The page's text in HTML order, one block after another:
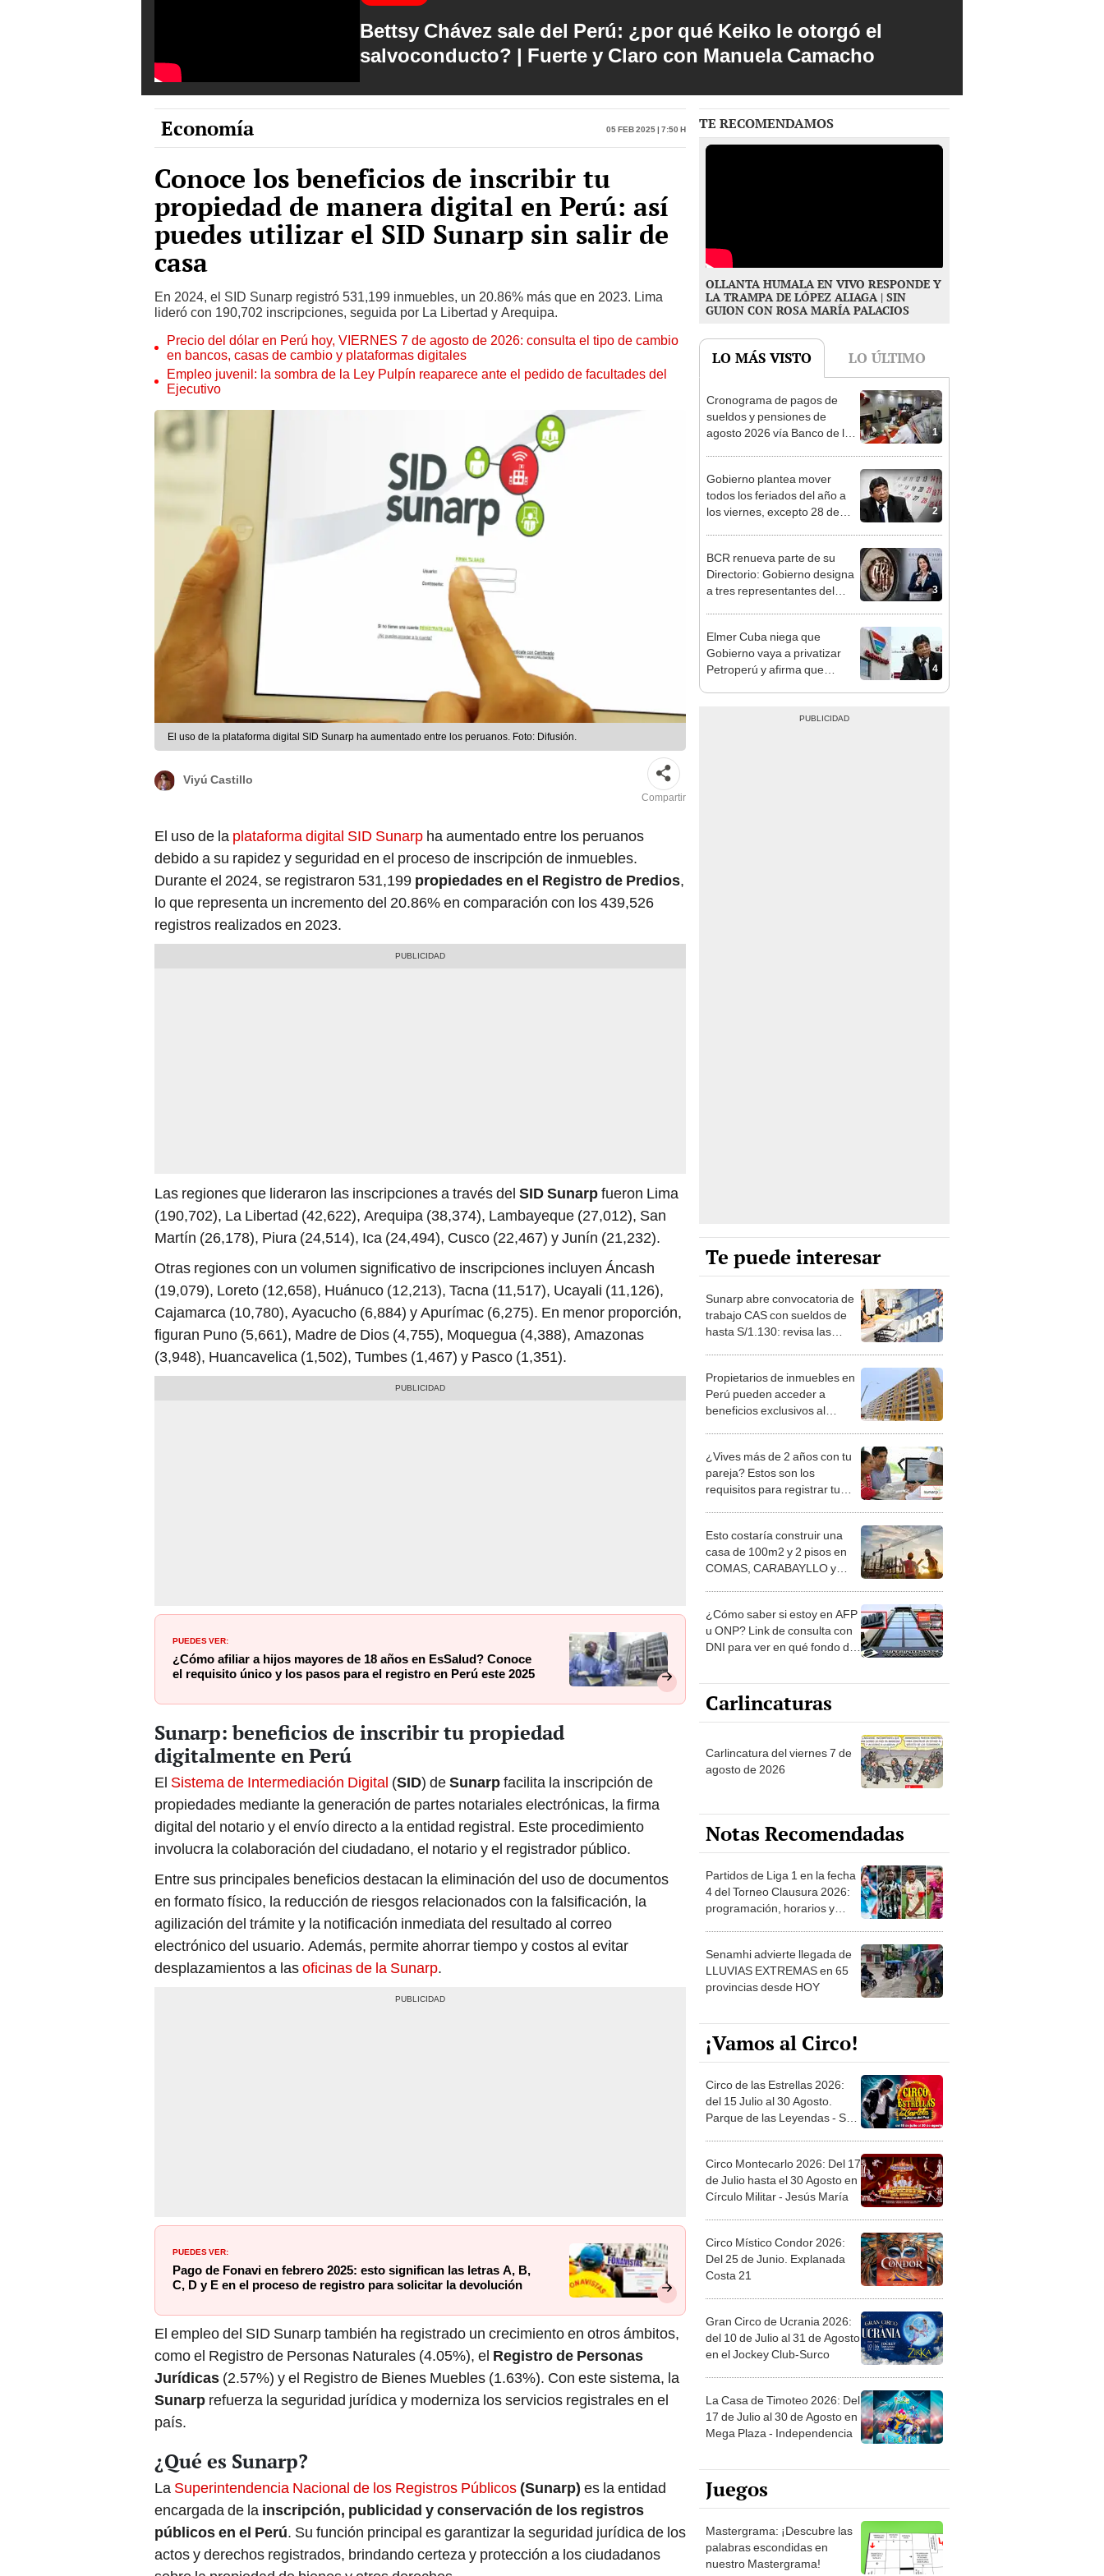
Bettsy Chávez sale del Perú: ¿por qué Keiko le otorgó el
salvoconducto? | Fuerte y Claro con Manuela Camacho
Economía 05 Feb 2025 | 7:50 h
Conoce los beneficios de inscribir tu
propiedad de manera digital en Perú: así
puedes utilizar el SID Sunarp sin salir de
casa
En 2024, el SID Sunarp registró 531,199 inmuebles, un 20.86% más que en 2023. Lima
lideró con 190,702 inscripciones, seguida por La Libertad y Arequipa.
Precio del dólar en Perú hoy, VIERNES 7 de agosto de 2026: consulta el tipo de cambio
en bancos, casas de cambio y plataformas digitales
Empleo juvenil: la sombra de la Ley Pulpín reaparece ante el pedido de facultades del
Ejecutivo
El uso de la plataforma digital SID Sunarp ha aumentado entre los peruanos. Foto: Difusión.
Viyú Castillo
Compartir
El uso de la plataforma digital SID Sunarp ha aumentado entre los peruanos
debido a su rapidez y seguridad en el proceso de inscripción de inmuebles.
Durante el 2024, se registraron 531,199 propiedades en el Registro de Predios,
lo que representa un incremento del 20.86% en comparación con los 439,526
registros realizados en 2023.
Las regiones que lideraron las inscripciones a través del SID Sunarpfueron Lima
(190,702), La Libertad (42,622), Arequipa (38,374), Lambayeque (27,012), San
Martín (26,178), Piura (24,514), Ica (24,494), Cusco (22,467) y Junín (21,232).
Otras regiones con un volumen significativo de inscripciones incluyen Áncash
(19,079), Loreto (12,658), Huánuco (12,213), Tacna (11,517), Ucayali (11,126),
Cajamarca (10,780), Ayacucho (6,884) y Apurímac (6,275). En menor proporción,
figuran Puno (5,661), Madre de Dios (4,755), Moquegua (4,388), Amazonas
(3,948), Huancavelica (1,502), Tumbes (1,467) y Pasco (1,351).
PUEDES VER:
¿Cómo afiliar a hijos mayores de 18 años en EsSalud? Conoce
el requisito único y los pasos para el registro en Perú este 2025
Sunarp: beneficios de inscribir tu propiedad
digitalmente en Perú
El Sistema de Intermediación Digital (SID) deSunarpfacilita la inscripción de
propiedades mediante la generación de partes notariales electrónicas, la firma
digital del notario y el envío directo a la entidad registral. Este procedimiento
involucra la colaboración del ciudadano, el notario y el registrador público.
Entre sus principales beneficios destacan la eliminación del uso de documentos
en formato físico, la reducción de riesgos relacionados con la falsificación, la
agilización del trámite y la notificación inmediata del resultado al correo
electrónico del usuario. Además, permite ahorrar tiempo y costos al evitar
desplazamientos a lasoficinas de la Sunarp.
PUEDES VER:
Pago de Fonavi en febrero 2025: esto significan las letras A, B,
C, D y E en el proceso de registro para solicitar la devolución
El empleo del SID Sunarp también ha registrado un crecimiento en otros ámbitos,
como el Registro de Personas Naturales (4.05%), el Registro de Personas
Jurídicas (2.57%) y el Registro de Bienes Muebles (1.63%). Con este sistema, la
Sunarp refuerza la seguridad jurídica y moderniza los servicios registrales en el
país.
¿Qué es Sunarp?
La Superintendencia Nacional de los Registros Públicos (Sunarp) es la entidad
encargada de la inscripción, publicidad y conservación de los registros
públicos en el Perú. Su función principal es garantizar la seguridad jurídica de los
actos y derechos registrados, brindando certeza y protección a los ciudadanos
TE RECOMENDAMOS
OLLANTA HUMALA EN VIVO RESPONDE Y
LA TRAMPA DE LÓPEZ ALIAGA | SIN
GUION CON ROSA MARÍA PALACIOS
LO MÁS VISTO LO ÚLTIMO
1
Cronograma de pagos de
sueldos y pensiones de
agosto 2026 vía Banco de la
2
Gobierno plantea mover
todos los feriados del año a
los viernes, excepto 28 de
3
BCR renueva parte de su
Directorio: Gobierno designa
a tres representantes del
4
Elmer Cuba niega que
Gobierno vaya a privatizar
Petroperú y afirma que
Te puede interesar
Sunarp abre convocatoria de
trabajo CAS con sueldos de
hasta S/1.130: revisa las
Propietarios de inmuebles en
Perú pueden acceder a
beneficios exclusivos al
realizar este trámite
¿Vives más de 2 años con tu
pareja? Estos son los
requisitos para registrar tu
Esto costaría construir una
casa de 100m2 y 2 pisos en
COMAS, CARABAYLLO y
¿Cómo saber si estoy en AFP
u ONP? Link de consulta con
DNI para ver en qué fondo de
Carlincaturas
Carlincatura del viernes 7 de
agosto de 2026
Notas Recomendadas
Partidos de Liga 1 en la fecha
4 del Torneo Clausura 2026:
programación, horarios y
Senamhi advierte llegada de
LLUVIAS EXTREMAS en 65
provincias desde HOY
¡Vamos al Circo!
Circo de las Estrellas 2026:
del 15 Julio al 30 Agosto.
Parque de las Leyendas - San
Circo Montecarlo 2026: Del 17
de Julio hasta el 30 Agosto en
Círculo Militar - Jesús María
Circo Místico Condor 2026:
Del 25 de Junio. Explanada
Costa 21
Gran Circo de Ucrania 2026:
del 10 de Julio al 31 de Agosto
en el Jockey Club-Surco
La Casa de Timoteo 2026: Del
17 de Julio al 30 de Agosto en
Mega Plaza - Independencia
Juegos
Mastergrama: ¡Descubre las
palabras escondidas en
nuestro Mastergrama!